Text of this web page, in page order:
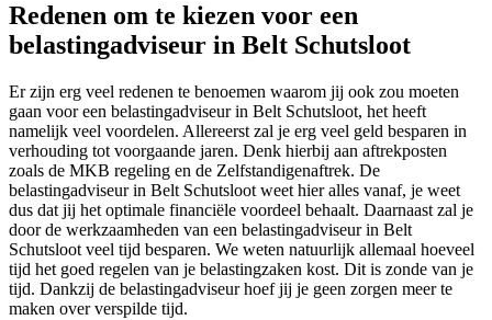
Redenen om te kiezen voor een
belastingadviseur in Belt Schutsloot
Er zijn erg veel redenen te benoemen waarom jij ook zou moeten
gaan voor een belastingadviseur in Belt Schutsloot, het heeft
namelijk veel voordelen. Allereerst zal je erg veel geld besparen in
verhouding tot voorgaande jaren. Denk hierbij aan aftrekposten
zoals de MKB regeling en de Zelfstandigenaftrek. De
belastingadviseur in Belt Schutsloot weet hier alles vanaf, je weet
dus dat jij het optimale financiële voordeel behaalt. Daarnaast zal je
door de werkzaamheden van een belastingadviseur in Belt
Schutsloot veel tijd besparen. We weten natuurlijk allemaal hoeveel
tijd het goed regelen van je belastingzaken kost. Dit is zonde van je
tijd. Dankzij de belastingadviseur hoef jij je geen zorgen meer te
maken over verspilde tijd.